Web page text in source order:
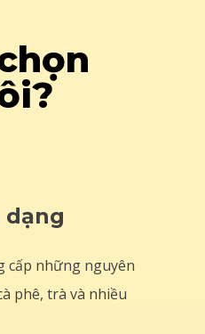
playback at 1080p on
legacy setup A
Desperate Measure
cups of coffee....
dạng
cấp những nguyên
phê, trà và nhiều